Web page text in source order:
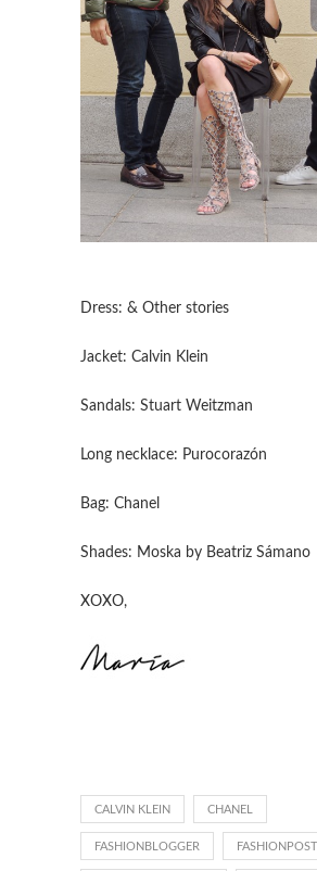
Dress: & Other stories
Jacket: Calvin Klein
Sandals: Stuart Weitzman
Long necklace: Purocorazón
Bag: Chanel
Shades: Moska by Beatriz Sámano
XOXO,
CALVIN KLEIN CHANEL
FASHIONBLOGGER FASHIONPOST